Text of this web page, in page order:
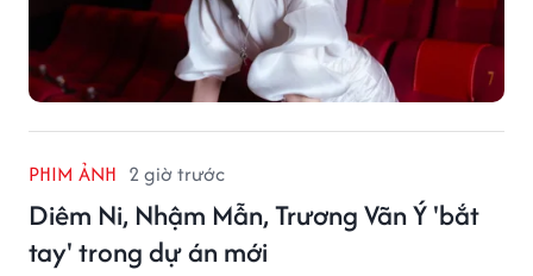
PHIM ẢNH 2 giờ trước
Diêm Ni, Nhậm Mẫn, Trương Vãn Ý 'bắt
tay' trong dự án mới